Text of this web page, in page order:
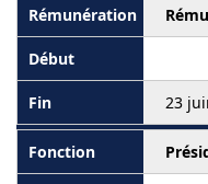
23